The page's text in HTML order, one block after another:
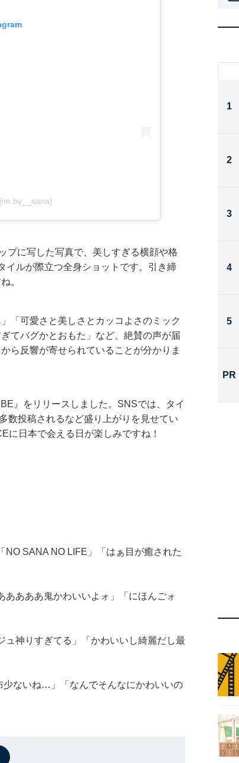
プに写した写真で、美しすぎる横顔や格
イルが際立つ全身ショットです。引き締
。
「可愛さと美しさとカッコよさのミック
てバグかとおもた」など、絶賛の声が届
ら反響が寄せられていることが分かりま
』をリリースしました。SNSでは、タイ
数投稿されるなど盛り上がりを見せてい
に日本で会える日が楽しみですね！
SANA NO LIFE」「はぁ目が癒された
あああ鬼かわいいよォ」「にほんごォ
神りすぎてる」「かわいいし綺麗だし最
ないね…」「なんでそんなにかわいいの
1
2
3
4
5
PR